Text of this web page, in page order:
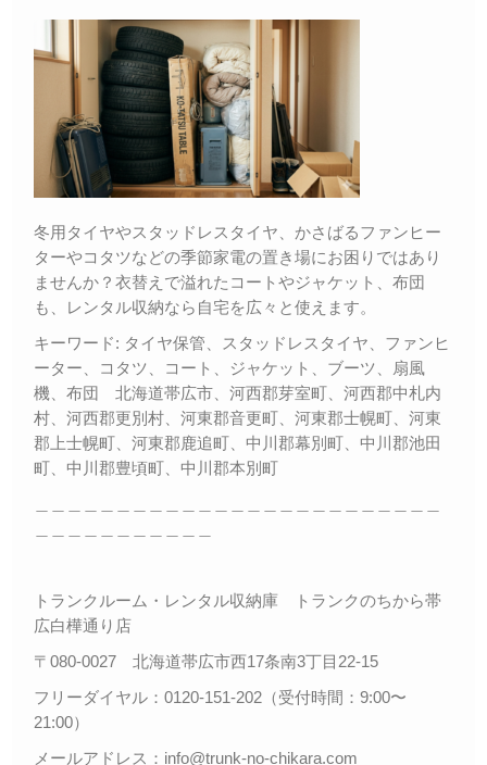
冬用タイヤやスタッドレスタイヤ、かさばるファンヒー
ターやコタツなどの季節家電の置き場にお困りではあり
ませんか？衣替えで溢れたコートやジャケット、布団
も、レンタル収納なら自宅を広々と使えます。
キーワード: タイヤ保管、スタッドレスタイヤ、ファンヒ
ーター、コタツ、コート、ジャケット、ブーツ、扇風
機、布団 北海道帯広市、河西郡芽室町、河西郡中札内
村、河西郡更別村、河東郡音更町、河東郡士幌町、河東
郡上士幌町、河東郡鹿追町、中川郡幕別町、中川郡池田
町、中川郡豊頃町、中川郡本別町
トランクルーム・レンタル収納庫 トランクのちから帯
広白樺通り店
〒080-0027 北海道帯広市西17条南3丁目22-15
フリーダイヤル：0120-151-202（受付時間：9:00〜
21:00）
メールアドレス：info@trunk-no-chikara.com